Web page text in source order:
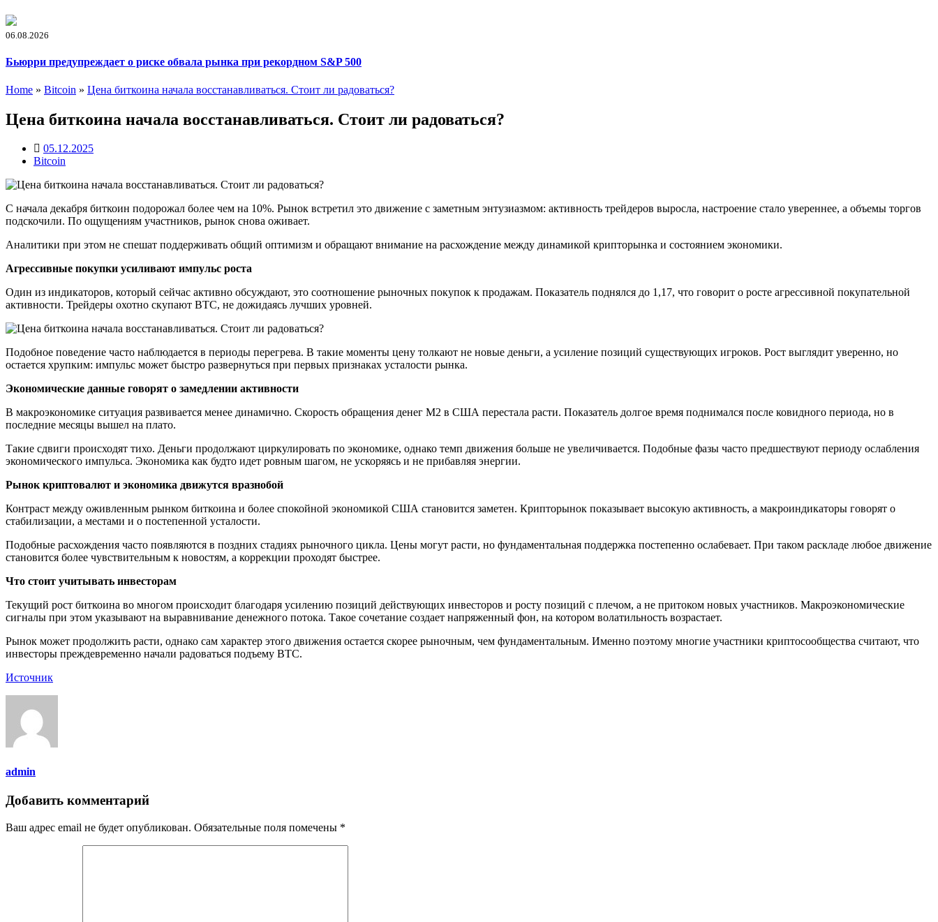
06.08.2026
Бьюрри предупреждает о риске обвала рынка при рекордном S&P 500
Home » Bitcoin » Цена биткоина начала восстанавливаться. Стоит ли радоваться?
Цена биткоина начала восстанавливаться. Стоит ли радоваться?
05.12.2025
Bitcoin
С начала декабря биткоин подорожал более чем на 10%. Рынок встретил это движение с заметным энтузиазмом: активность трейдеров выросла, настроение стало увереннее, а объемы торгов
подскочили. По ощущениям участников, рынок снова оживает.
Аналитики при этом не спешат поддерживать общий оптимизм и обращают внимание на расхождение между динамикой крипторынка и состоянием экономики.
Агрессивные покупки усиливают импульс роста
Один из индикаторов, который сейчас активно обсуждают, это соотношение рыночных покупок к продажам. Показатель поднялся до 1,17, что говорит о росте агрессивной покупательной
активности. Трейдеры охотно скупают BTC, не дожидаясь лучших уровней.
Подобное поведение часто наблюдается в периоды перегрева. В такие моменты цену толкают не новые деньги, а усиление позиций существующих игроков. Рост выглядит уверенно, но
остается хрупким: импульс может быстро развернуться при первых признаках усталости рынка.
Экономические данные говорят о замедлении активности
В макроэкономике ситуация развивается менее динамично. Скорость обращения денег M2 в США перестала расти. Показатель долгое время поднимался после ковидного периода, но в
последние месяцы вышел на плато.
Такие сдвиги происходят тихо. Деньги продолжают циркулировать по экономике, однако темп движения больше не увеличивается. Подобные фазы часто предшествуют периоду ослабления
экономического импульса. Экономика как будто идет ровным шагом, не ускоряясь и не прибавляя энергии.
Рынок криптовалют и экономика движутся вразнобой
Контраст между оживленным рынком биткоина и более спокойной экономикой США становится заметен. Крипторынок показывает высокую активность, а макроиндикаторы говорят о
стабилизации, а местами и о постепенной усталости.
Подобные расхождения часто появляются в поздних стадиях рыночного цикла. Цены могут расти, но фундаментальная поддержка постепенно ослабевает. При таком раскладе любое движение
становится более чувствительным к новостям, а коррекции проходят быстрее.
Что стоит учитывать инвесторам
Текущий рост биткоина во многом происходит благодаря усилению позиций действующих инвесторов и росту позиций с плечом, а не притоком новых участников. Макроэкономические
сигналы при этом указывают на выравнивание денежного потока. Такое сочетание создает напряженный фон, на котором волатильность возрастает.
Рынок может продолжить расти, однако сам характер этого движения остается скорее рыночным, чем фундаментальным. Именно поэтому многие участники криптосообщества считают, что
инвесторы преждевременно начали радоваться подъему BTC.
Источник
admin
Добавить комментарий
Ваш адрес email не будет опубликован. Обязательные поля помечены *